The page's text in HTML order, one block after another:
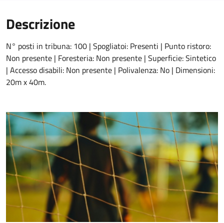
Descrizione
N° posti in tribuna: 100 | Spogliatoi: Presenti | Punto ristoro:
Non presente | Foresteria: Non presente | Superficie: Sintetico
| Accesso disabili: Non presente | Polivalenza: No | Dimensioni:
20m x 40m.